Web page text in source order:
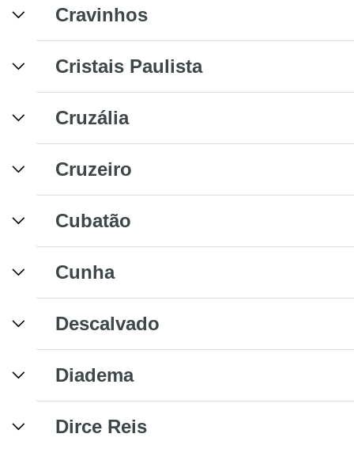
Cravinhos
Cristais Paulista
Cruzália
Cruzeiro
Cubatão
Cunha
Descalvado
Diadema
Dirce Reis